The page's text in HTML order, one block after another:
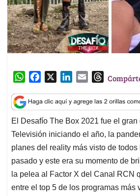
W
a
t
s
A
p
p
c
e
b
o
o
k
n
k
e
d
I
n
a
i
l
T
r
e
a
d
s
El Desafío The Box 2021 fue el gran
Televisión iniciando el año, la
planes del reality más visto de
pasado y este era su momento de
la pelea al Factor X del Canal RCN
entre el top 5 de los programas más